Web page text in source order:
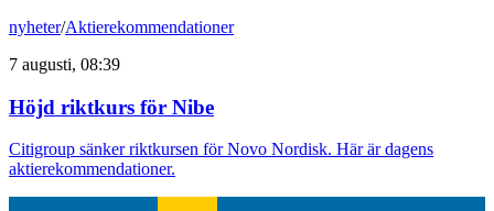
nyheter/Aktierekommendationer
7 augusti, 08:39
Höjd riktkurs för Nibe
Citigroup sänker riktkursen för Novo Nordisk. Här är dagens
aktierekommendationer.